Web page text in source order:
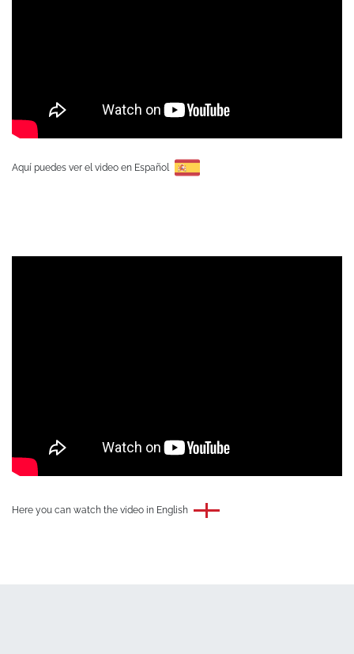
Aquí puedes ver el video en Español
Here you can watch the video in English